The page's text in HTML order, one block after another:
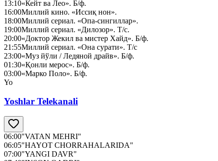
13:10«Кейт ва Лео». Б/ф.
16:00Миллий кино. «Иссиқ нон».
18:00Миллий сериал. «Опа-сингиллар».
19:00Миллий сериал. «Дилозор». Т/с.
20:00«Доктор Жекил ва мистер Хайд». Б/ф.
21:55Миллий сериал. «Она сурати». Т/с
23:00«Муз йўли / Ледяной драйв». Б/ф.
01:30«Қонли мерос». Б/ф.
03:00«Марко Поло». Б/ф.
Yo
Yoshlar Telekanali
06:00"VATAN MEHRI"
06:05"HAYOT CHORRAHALARIDA"
07:00"YANGI DAVR"